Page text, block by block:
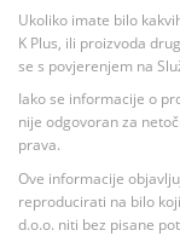
Ukoliko imate bilo
K Plus, ili proizvoda
se s povjerenjem na
Iako se informacije o
nije odgovoran za
prava.
Ove informacije
reproducirati na bilo
d.o.o. niti bez pisane